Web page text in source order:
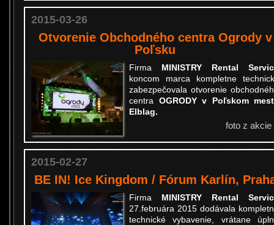
2015-03-26
Otvorenie Obchodného centra Ogrody v
Poľsku
FirmaMINISTRY Rental
koncom marca kompletne
zabezpečovala otvorenie
centraOGRODY v Poľskom
Elblag.
foto z akcie
2015-02-27
BE IN! Ice Kingdom / Fórum Karlín,
FirmaMINISTRY Rental
27.februára 2015 dodávala
technické vybavenie, vrátane